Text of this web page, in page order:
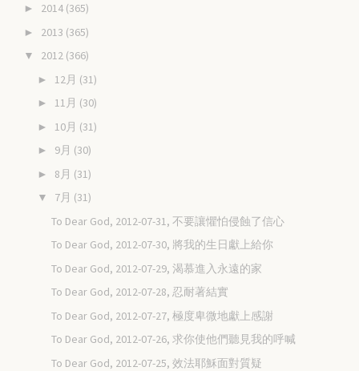
► 2014 (365)
► 2013 (365)
▼ 2012 (366)
► 12月 (31)
► 11月 (30)
► 10月 (31)
► 9月 (30)
► 8月 (31)
▼ 7月 (31)
To Dear God, 2012-07-31, 不要讓懼怕侵蝕了信心
To Dear God, 2012-07-30, 將我的生日獻上給你
To Dear God, 2012-07-29, 渴慕進入永遠的家
To Dear God, 2012-07-28, 忍耐著結實
To Dear God, 2012-07-27, 極度卑微地獻上感謝
To Dear God, 2012-07-26, 求你使他們聽見我的呼喊
To Dear God, 2012-07-25, 效法耶穌面對質疑